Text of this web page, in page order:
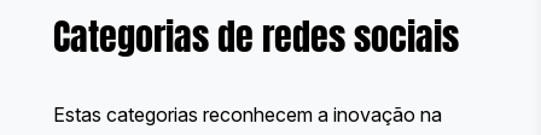
Categorias de redes sociais
Estas categorias reconhecem a inovação na